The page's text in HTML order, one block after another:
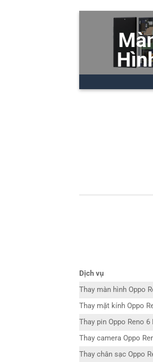
Dịch vụ
Thay màn hình Oppo
Thay mặt kính Oppo
Thay pin Oppo Reno 6
Thay camera Oppo
Thay chân sạc Oppo